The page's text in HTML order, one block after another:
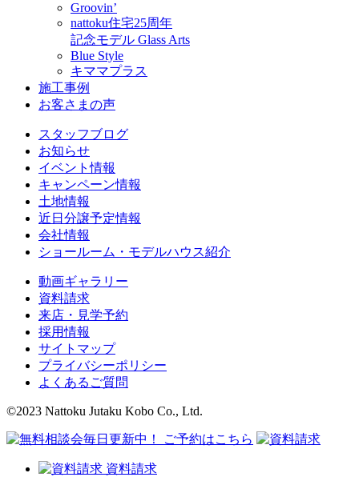
Groovin’
nattoku住宅25周年
記念モデル Glass Arts
Blue Style
キママプラス
施工事例
お客さまの声
スタッフブログ
お知らせ
イベント情報
キャンペーン情報
土地情報
近日分譲予定情報
会社情報
ショールーム・モデルハウス紹介
動画ギャラリー
資料請求
来店・見学予約
採用情報
サイトマップ
プライバシーポリシー
よくあるご質問
©2023 Nattoku Jutaku Kobo Co., Ltd.
資料請求